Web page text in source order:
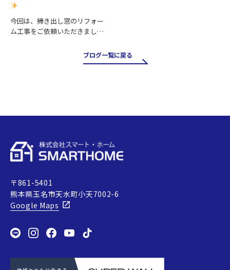
今回は、掃き出し窓のリフォー
ム工事をご依頼いただきまし
が良く、お庭やバルコニーへの
出入りにも便利ですが、その一
ブログ一覧に戻る
〒861-5401
熊本県玉名市天水町小天7002-6
Google Maps